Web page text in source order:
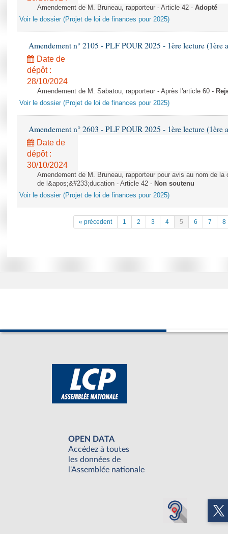
Amendement de M. Bruneau, rapporteur - Article 42 - Adopté
Voir le dossier (Projet de loi de finances pour 2025)
Amendement n° 2105 - PLF POUR 2025 - 1ère lecture (1ère
Date de
dépôt :
28/10/2024
Amendement de M. Sabatou, rapporteur - Après l'article 60 -
Voir le dossier (Projet de loi de finances pour 2025)
Amendement n° 2603 - PLF POUR 2025 - 1ère lecture (1ère
Date de
dépôt :
30/10/2024
Amendement de M. Bruneau, rapporteur pour avis au nom de
de l&apos;&#233;ducation - Article 42 - Non soutenu
Voir le dossier (Projet de loi de finances pour 2025)
« précedent 1 2 3 4 5 6 7 8
OPEN DATA
Accédez à toutes
les données de
l'Assemblée nationale